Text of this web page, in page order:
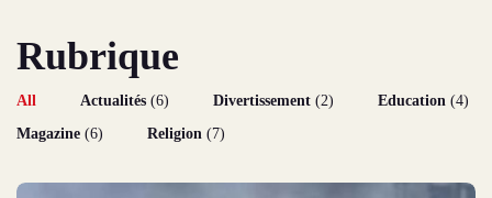
Rubrique
All Actualités (6) Divertissement (2) Education (4)
Magazine (6) Religion (7)